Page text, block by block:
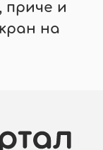
приче и
на